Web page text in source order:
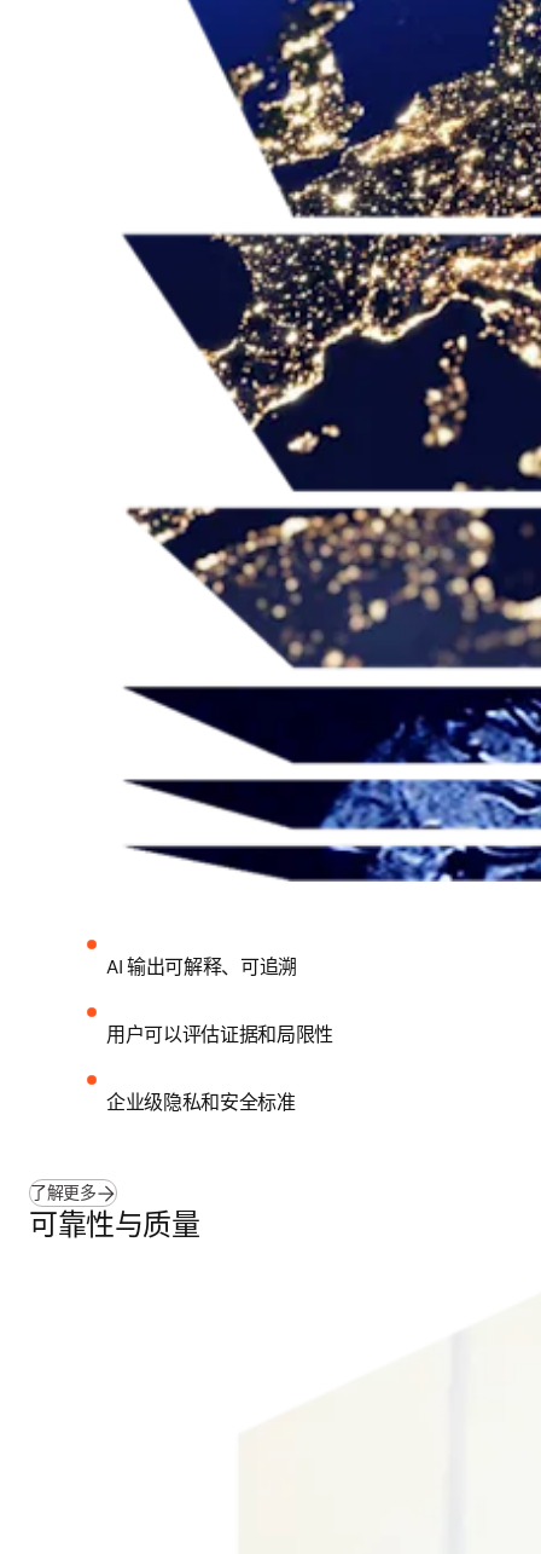
AI 输出可解释、可追溯
用户可以评估证据和局限性
企业级隐私和安全标准
了解更多
可靠性与质量